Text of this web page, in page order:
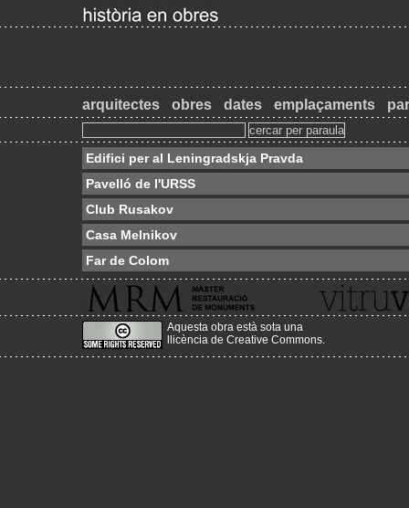
arquitectes obres dates emplaçaments
Edifici per al Leningradskja Pravda
Pavelló de l'URSS
Club Rusakov
Casa Melnikov
Far de Colom
Aquesta obra està sota una
llicència de Creative Commons.